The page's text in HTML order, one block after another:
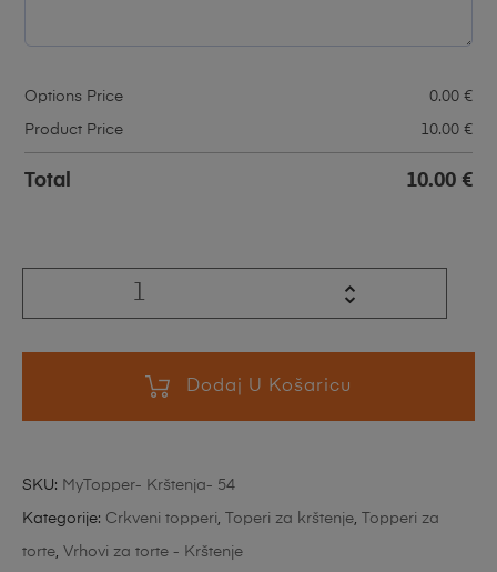
Options Price 0.00 €
Product Price 10.00 €
Total 10.00 €
Dodaj U Košaricu
SKU: MyTopper- Krštenja- 54
Kategorije: Crkveni topperi Toperi za krštenje Topperi za
torte Vrhovi za torte - Krštenje